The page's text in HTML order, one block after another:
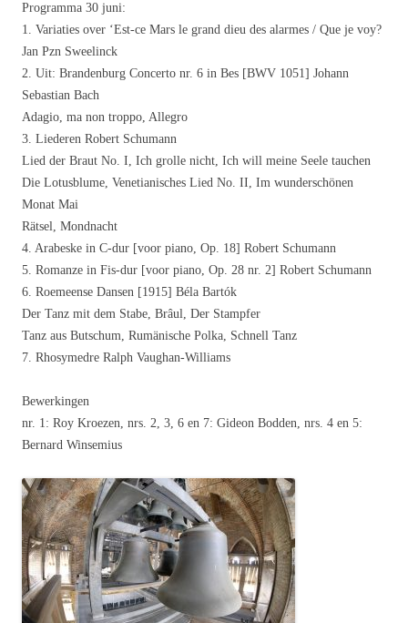
Programma 30 juni:
1. Variaties over ‘Est-ce Mars le grand dieu des alarmes / Que je voy?
Jan Pzn Sweelinck
2. Uit: Brandenburg Concerto nr. 6 in Bes [BWV 1051] Johann
Sebastian Bach
Adagio, ma non troppo, Allegro
3. Liederen Robert Schumann
Lied der Braut No. I, Ich grolle nicht, Ich will meine Seele tauchen
Die Lotusblume, Venetianisches Lied No. II, Im wunderschönen
Monat Mai
Rätsel, Mondnacht
4. Arabeske in C-dur [voor piano, Op. 18] Robert Schumann
5. Romanze in Fis-dur [voor piano, Op. 28 nr. 2] Robert Schumann
6. Roemeense Dansen [1915] Béla Bartók
Der Tanz mit dem Stabe, Brâul, Der Stampfer
Tanz aus Butschum, Rumänische Polka, Schnell Tanz
7. Rhosymedre Ralph Vaughan-Williams
Bewerkingen
nr. 1: Roy Kroezen, nrs. 2, 3, 6 en 7: Gideon Bodden, nrs. 4 en 5:
Bernard Winsemius